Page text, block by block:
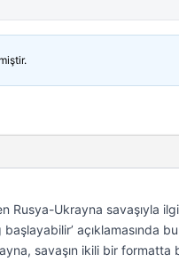
Rusya-Ukrayna savaşıyla
açıklamasında
savaşın ikili bir